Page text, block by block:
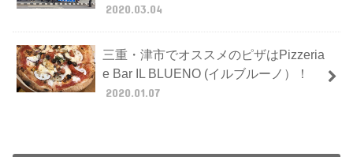
2020.03.04
三重・津市でオススメのピザはPizzeria
e Bar IL BLUENO (イルブルーノ）！
2020.01.07